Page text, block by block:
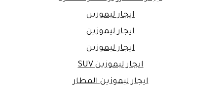
ايجار ليموزين
ايجار ليموزين
ايجار ليموزين
ايجار ليموزين SUV
ايجار ليموزين المطار